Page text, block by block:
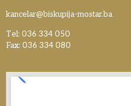
kancelar@biskupija-mostar.ba
Tel: 036 334 050
Fax: 036 334 080